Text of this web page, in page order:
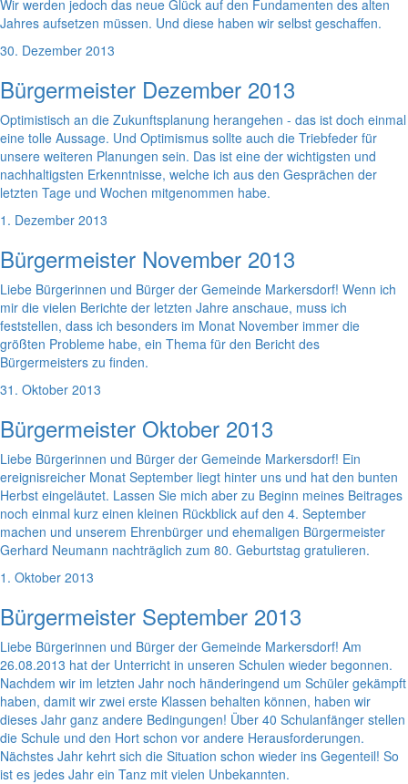
Wir werden jedoch das neue Glück auf den Fundamenten des alten
Jahres aufsetzen müssen. Und diese haben wir selbst geschaffen.
30. Dezember 2013
Bürgermeister Dezember 2013
Optimistisch an die Zukunftsplanung herangehen - das ist doch einmal
eine tolle Aussage. Und Optimismus sollte auch die Triebfeder für
unsere weiteren Planungen sein. Das ist eine der wichtigsten und
nachhaltigsten Erkenntnisse, welche ich aus den Gesprächen der
letzten Tage und Wochen mitgenommen habe.
1. Dezember 2013
Bürgermeister November 2013
Liebe Bürgerinnen und Bürger der Gemeinde Markersdorf! Wenn ich
mir die vielen Berichte der letzten Jahre anschaue, muss ich
feststellen, dass ich besonders im Monat November immer die
größten Probleme habe, ein Thema für den Bericht des
Bürgermeisters zu finden.
31. Oktober 2013
Bürgermeister Oktober 2013
Liebe Bürgerinnen und Bürger der Gemeinde Markersdorf! Ein
ereignisreicher Monat September liegt hinter uns und hat den bunten
Herbst eingeläutet. Lassen Sie mich aber zu Beginn meines Beitrages
noch einmal kurz einen kleinen Rückblick auf den 4. September
machen und unserem Ehrenbürger und ehemaligen Bürgermeister
Gerhard Neumann nachträglich zum 80. Geburtstag gratulieren.
1. Oktober 2013
Bürgermeister September 2013
Liebe Bürgerinnen und Bürger der Gemeinde Markersdorf! Am
26.08.2013 hat der Unterricht in unseren Schulen wieder begonnen.
Nachdem wir im letzten Jahr noch händeringend um Schüler gekämpft
haben, damit wir zwei erste Klassen behalten können, haben wir
dieses Jahr ganz andere Bedingungen! Über 40 Schulanfänger stellen
die Schule und den Hort schon vor andere Herausforderungen.
Nächstes Jahr kehrt sich die Situation schon wieder ins Gegenteil! So
ist es jedes Jahr ein Tanz mit vielen Unbekannten.